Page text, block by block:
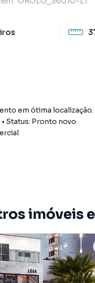
em ótima
Status: Pronto novo
tem mais opções de
para venda ou
em Vila Pompéia e
para encontrar o
de forma totalmente
imóveis